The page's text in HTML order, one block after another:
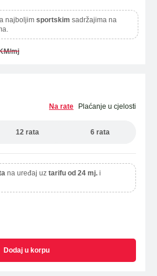
najboljim sportskim sadržajima na
mj
Na rate Plaćanje u cjelosti
12 rata 6 rata
na uređaj uz tarifu od 24 mj. i
Dodaj u korpu